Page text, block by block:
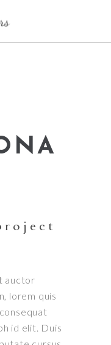
auctor
lorem quis
id elit. Duis